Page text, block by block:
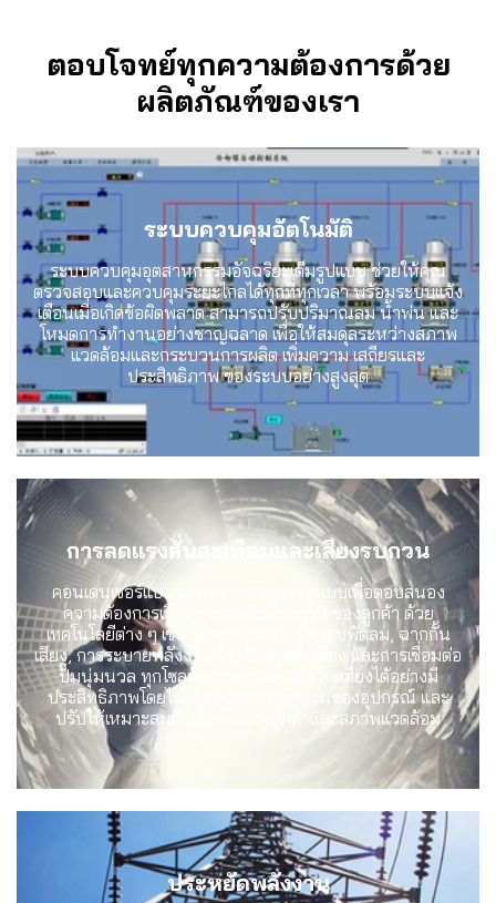
ตอบโจทย์ทุกความต้องการด้วย
ผลิตภัณฑ์ของเรา
ระบบควบคุมอัตโนมัติ
ระบบควบคุมอุตสาหกรรมอัจฉริยะเต็มรูปแบบ ช่วยให้คุณ
ตรวจสอบและควบคุมระยะไกลได้ทุกที่ทุกเวลา พร้อมระบบแจ้ง
เตือนเมื่อเกิดข้อผิดพลาด สามารถปรับปริมาณลม น้ำพ่น และ
โหมดการทำงานอย่างชาญฉลาด เพื่อให้สมดุลระหว่างสภาพ
แวดล้อมและกระบวนการผลิต เพิ่มความ เสถียรและ
ประสิทธิภาพ ของระบบอย่างสูงสุด
การลดแรงสั่นสะเทือนและเสียงรบกวน
คอนเดนเซอร์แบบระเหยของเราถูกออกแบบเพื่อตอบสนอง
ความต้องการเรื่อง การลดเสียงรบกวน ของลูกค้า ด้วย
เทคโนโลยีต่าง ๆ เช่น พัดลมเสียงต่ำ, ที่ครอบพัดลม, ฉากกั้น
เสียง, การระบายพลังงานน้ำ, วัสดุดูดซับเสียง และการเชื่อมต่อ
ปั๊มนุ่มนวล ทุกโซลูชันถูกออกแบบเพื่อ ลดเสียงได้อย่างมี
ประสิทธิภาพโดยไม่กระทบต่อการทำงานของอุปกรณ์ และ
ปรับให้เหมาะสมกับเงื่อนไขของลูกค้าและสภาพแวดล้อม
ประหยัดพลังงาน